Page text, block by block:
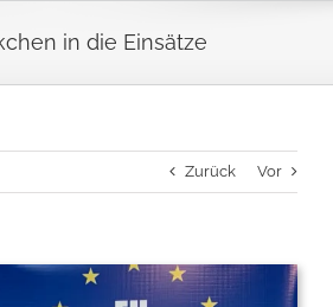
in die Einsätze
Zurück Vor